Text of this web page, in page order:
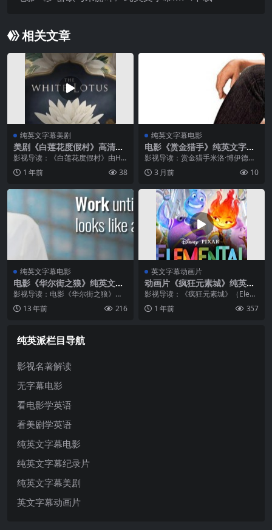
相关文章
纯英文字幕美剧
美剧《白莲花度假村》高清纯
英文字幕MP4下载
影视导读：《白莲花度假村》由HB
O出品，奥斯卡提名演员詹妮弗·库
里奇（《破产姐妹》毒舌富婆专业
穆雷·巴特利特（《都市女孩》）饰
演濒...
1 年前 38
纯英文字幕电影
电影《赏金猎手》纯英文字幕
MP4下载
影视导读：赏金猎手米洛·博伊德接
到一单赏金任务：追捕自己的前妻
妮可。当曾经的夫妻因为一场离奇
一面应对赌债追杀，一面躲避神秘
杀手的致...
3 月前 10
纯英文字幕电影
电影《华尔街之狼》纯英文字
幕MP4下载
影视导读：电影《华尔街之狼》改
编自美国传奇股票经纪乔丹·贝尔福
特(Jordan Belfort)的自传，以这本
13 年前 216
英文字幕动画片
动画片《疯狂元素城》纯英文
字幕MP4下载
影视导读：《疯狂元素城》（Elem
ental）是由皮克斯动画工作室制作
的一部2023年上映的3D动画电影，
1 年前 357
纯英派栏目导航
影视名著解读
无字幕电影
看电影学英语
看美剧学英语
纯英文字幕电影
纯英文字幕纪录片
纯英文字幕美剧
英文字幕动画片